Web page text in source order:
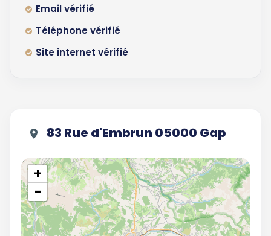
Email vérifié
Téléphone vérifié
Site internet vérifié
83 Rue d'Embrun 05000 Gap
+
−